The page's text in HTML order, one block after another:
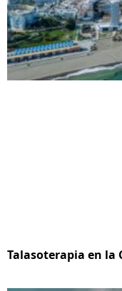
Talasoterapia en la